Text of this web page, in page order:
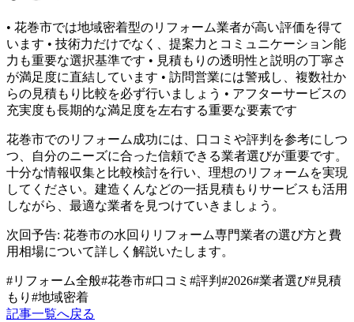
• 花巻市では地域密着型のリフォーム業者が高い評価を得て
います • 技術力だけでなく、提案力とコミュニケーション能
力も重要な選択基準です • 見積もりの透明性と説明の丁寧さ
が満足度に直結しています • 訪問営業には警戒し、複数社か
らの見積もり比較を必ず行いましょう • アフターサービスの
充実度も長期的な満足度を左右する重要な要素です
花巻市でのリフォーム成功には、口コミや評判を参考にしつ
つ、自分のニーズに合った信頼できる業者選びが重要です。
十分な情報収集と比較検討を行い、理想のリフォームを実現
してください。建造くんなどの一括見積もりサービスも活用
しながら、最適な業者を見つけていきましょう。
次回予告: 花巻市の水回りリフォーム専門業者の選び方と費
用相場について詳しく解説いたします。
#リフォーム全般#花巻市#口コミ #評判 #2026#業者選び#見積
もり #地域密着
記事一覧へ戻る